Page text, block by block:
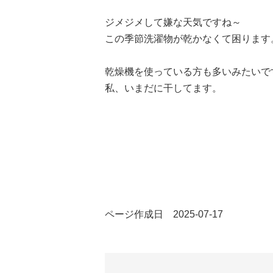
ジメジメして嫌な天気ですね～
この季節洗濯物が乾かなくて困ります
乾燥機を使っている方も多いみたいで
私、いまだに干してます。
ページ作成日 2025-07-17